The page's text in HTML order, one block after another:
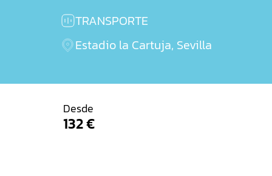
TRANSPORTE
Estadio la Cartuja, Sevilla
Desde
132 €